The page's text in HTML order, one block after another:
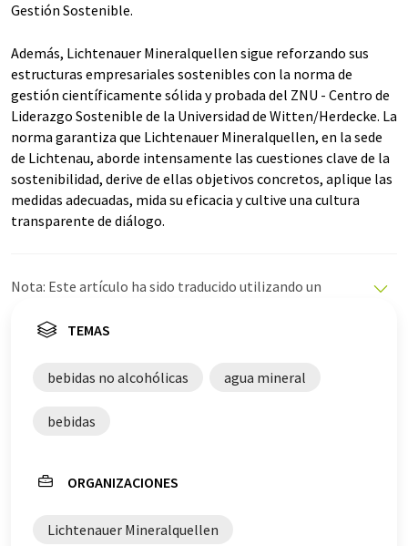
Gestión Sostenible.
Además, Lichtenauer Mineralquellen sigue reforzando sus
estructuras empresariales sostenibles con la norma de
gestión científicamente sólida y probada del ZNU - Centro de
Liderazgo Sostenible de la Universidad de Witten/Herdecke. La
norma garantiza que Lichtenauer Mineralquellen, en la sede
de Lichtenau, aborde intensamente las cuestiones clave de la
sostenibilidad, derive de ellas objetivos concretos, aplique las
medidas adecuadas, mida su eficacia y cultive una cultura
transparente de diálogo.
Nota: Este artículo ha sido traducido utilizando un
ofrece estas traducciones automáticas para presentar
este artículo ha sido traducido con traducción
automática, es posible que contenga errores de
vocabulario, sintaxis o gramática. El artículo original en
TEMAS
bebidas no alcohólicas agua mineral
bebidas
ORGANIZACIONES
Lichtenauer Mineralquellen